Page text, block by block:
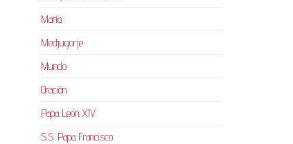
María
Medjugorje
Mundo
Oración
Papa León XIV
S.S. Papa Francisco